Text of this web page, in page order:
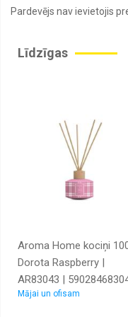
Dekoratīvās
Dekoratīvi
Dzesēšanas
un
Tehniskie
šķidrumi
Pardevējs nav ievietojis
Līdzīgas
Aroma Home kociņi
Dorota Raspberry |
AR83043 |
Mājai un ofisam